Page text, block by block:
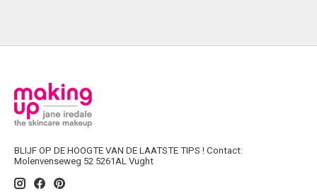
BLIJF OP DE HOOGTE VAN DE LAATSTE TIPS ! Contact:
Molenvenseweg 52 5261AL Vught